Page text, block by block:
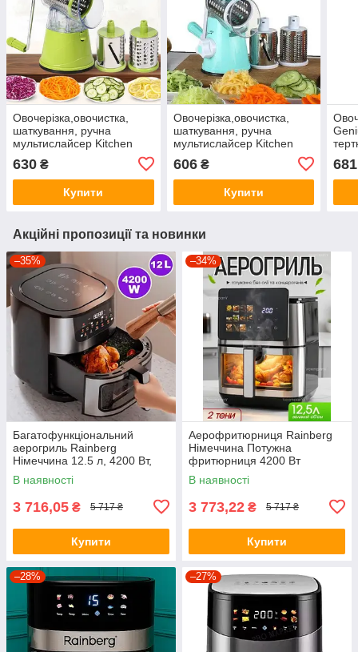
Овочерізка,овочистка,
шаткування, ручна
мультислайсер Kitchen
овочів і фруктів тертка
630 ₴
Купити
Овочерізка,овочистка,
шаткування, ручна
мультислайсер Kitchen
овочів і фруктів тертка
606₴
Купити
681
Акційні пропозиції та новинки
–35%
Багатофункціональний
аерогриль Rainberg
Німеччина 12.5 л, 4200 Вт,
повітряна фритюрниця,
мультипічка
В наявності
3 716,05 ₴ 5 717 ₴
Купити
–34%
Аерофритюрниця Rainberg
Німеччина Потужна
фритюрниця 4200 Вт
Аерогриль для приготування
без олії 12,5 л
В наявності
3 773,22 ₴ 5 717 ₴
Купити
–28% –27%